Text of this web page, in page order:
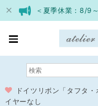
＜夏季休業：8/9
ドイツリボン「タフタ
イヤーなし